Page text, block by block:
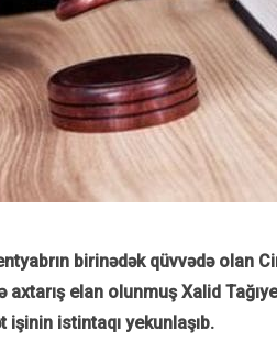
birinədək qüvvədə olan
axtarış elan olunmuş Xalid
işinin istintaqı yekunlaşıb.